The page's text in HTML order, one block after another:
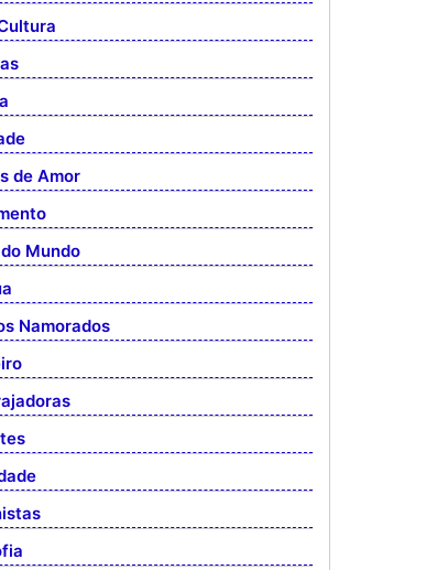
de Amor
Mundo
Namorados